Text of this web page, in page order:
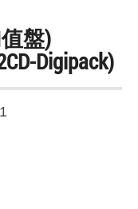
盤)
Digipack)